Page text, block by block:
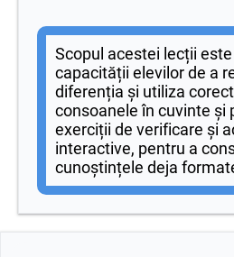
Scopul acestei lecții
capacității elevilor de a
diferenția și utiliza
consoanele în cuvinte și
exerciții de verificare și
interactive, pentru a
cunoștințele deja